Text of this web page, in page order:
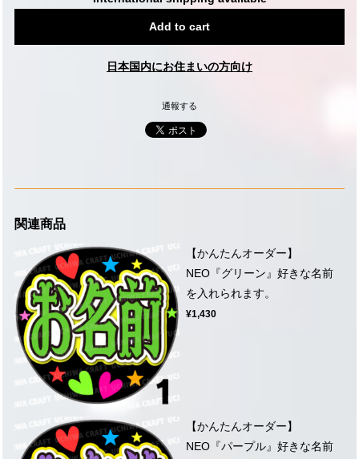
Add to cart
日本国内にお住まいの方向け
通報する
関連商品
【かんたんオーダー】
NEO『グリーン』好きな名前
を入れられます。
¥1,430
【かんたんオーダー】
NEO『パープル』好きな名前